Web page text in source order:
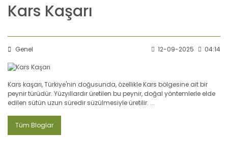
Kars Kaşarı
Genel 12-09-2025 04:14
Kars kaşarı, Türkiye'nin doğusunda, özellikle Kars bölgesine ait bir
peynir türüdür. Yüzyıllardır üretilen bu peynir, doğal yöntemlerle elde
edilen sütün uzun süredir süzülmesiyle üretilir. ...
Tüm Bloglar